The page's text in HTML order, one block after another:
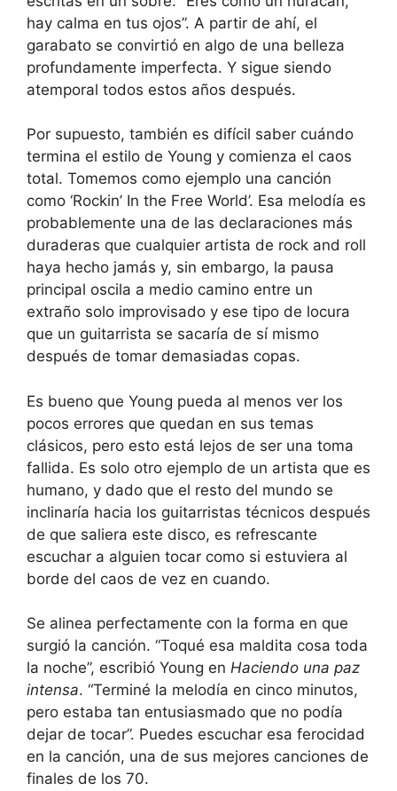
hay calma en tus ojos”. A partir de ahí, el
garabato se convirtió en algo de una belleza
profundamente imperfecta. Y sigue siendo
atemporal todos estos años después.
Por supuesto, también es difícil saber cuándo
termina el estilo de Young y comienza el caos
total. Tomemos como ejemplo una canción
como ‘Rockin’ In the Free World’. Esa melodía es
probablemente una de las declaraciones más
duraderas que cualquier artista de rock and roll
haya hecho jamás y, sin embargo, la pausa
principal oscila a medio camino entre un
extraño solo improvisado y ese tipo de locura
que un guitarrista se sacaría de sí mismo
después de tomar demasiadas copas.
Es bueno que Young pueda al menos ver los
pocos errores que quedan en sus temas
clásicos, pero esto está lejos de ser una toma
fallida. Es solo otro ejemplo de un artista que es
humano, y dado que el resto del mundo se
inclinaría hacia los guitarristas técnicos después
de que saliera este disco, es refrescante
escuchar a alguien tocar como si estuviera al
borde del caos de vez en cuando.
Se alinea perfectamente con la forma en que
surgió la canción. “Toqué esa maldita cosa toda
la noche”, escribió Young en Haciendo una paz
intensa. “Terminé la melodía en cinco minutos,
pero estaba tan entusiasmado que no podía
dejar de tocar”. Puedes escuchar esa ferocidad
en la canción, una de sus mejores canciones de
finales de los 70.